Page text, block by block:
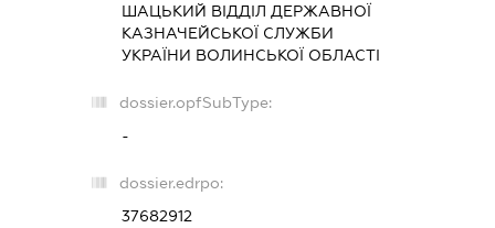
ШАЦЬКИЙ ВІДДІЛ ДЕРЖАВНОЇ
КАЗНАЧЕЙСЬКОЇ СЛУЖБИ
УКРАЇНИ ВОЛИНСЬКОЇ ОБЛАСТІ
dossier.opfSubType:
-
dossier.edrpo:
37682912